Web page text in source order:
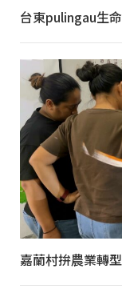
台東pulingau生
嘉蘭村拚農業轉